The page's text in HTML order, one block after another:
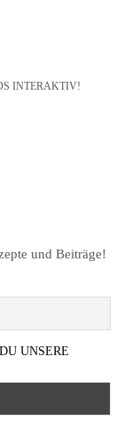
INTERAKTIV!
und Beiträge!
UNSERE